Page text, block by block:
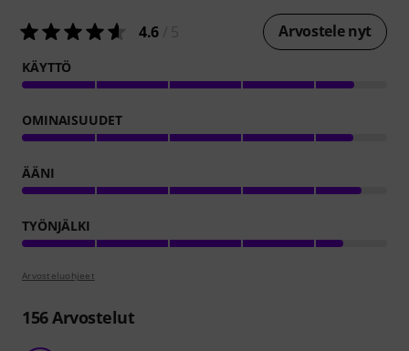
4.6 Arvostele nyt
KÄYTTÖ
OMINAISUUDET
ÄÄNI
TYÖNJÄLKI
Arvosteluohjeet
156Arvostelut